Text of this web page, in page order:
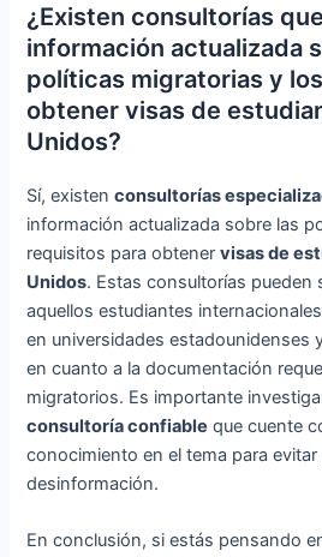
¿Existen consultorías
información actualizada
políticas migratorias y
obtener visas de
Unidos?
Sí, existenconsultorías
información actualizada sobre las
requisitos para obtenervisas de
Unidos. Estas consultorías pueden
aquellos estudiantes
en universidades estadounidenses
en cuanto a la documentación
migratorios. Es importante
consultoría confiable que cuente
conocimiento en el tema para
desinformación.
En conclusión, si estás pensando